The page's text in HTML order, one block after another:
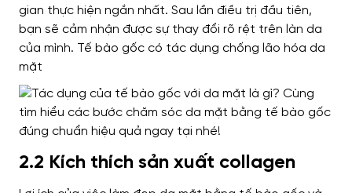
gian thực hiện ngắn nhất. Sau lần điều trị đầu tiên,
bạn sẽ cảm nhận được sự thay đổi rõ rệt trên làn da
của mình. Tế bào gốc có tác dụng chống lão hóa da
mặt
2.2 Kích thích sản xuất collagen